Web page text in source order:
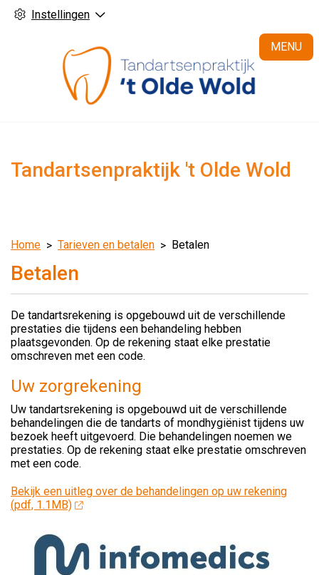
Instellingen
MENU
Tandartsenpraktijk 't Olde Wold
Home Tarieven en betalen Betalen
Betalen
De tandartsrekening is opgebouwd uit de verschillende
prestaties die tijdens een behandeling hebben
plaatsgevonden. Op de rekening staat elke prestatie
omschreven met een code.
Uw zorgrekening
Uw tandartsrekening is opgebouwd uit de verschillende
behandelingen die de tandarts of mondhygiënist tijdens uw
bezoek heeft uitgevoerd. Die behandelingen noemen we
prestaties. Op de rekening staat elke prestatie omschreven
met een code.
Bekijk een uitleg over de behandelingen op uw rekening
(pdf, 1.1MB)